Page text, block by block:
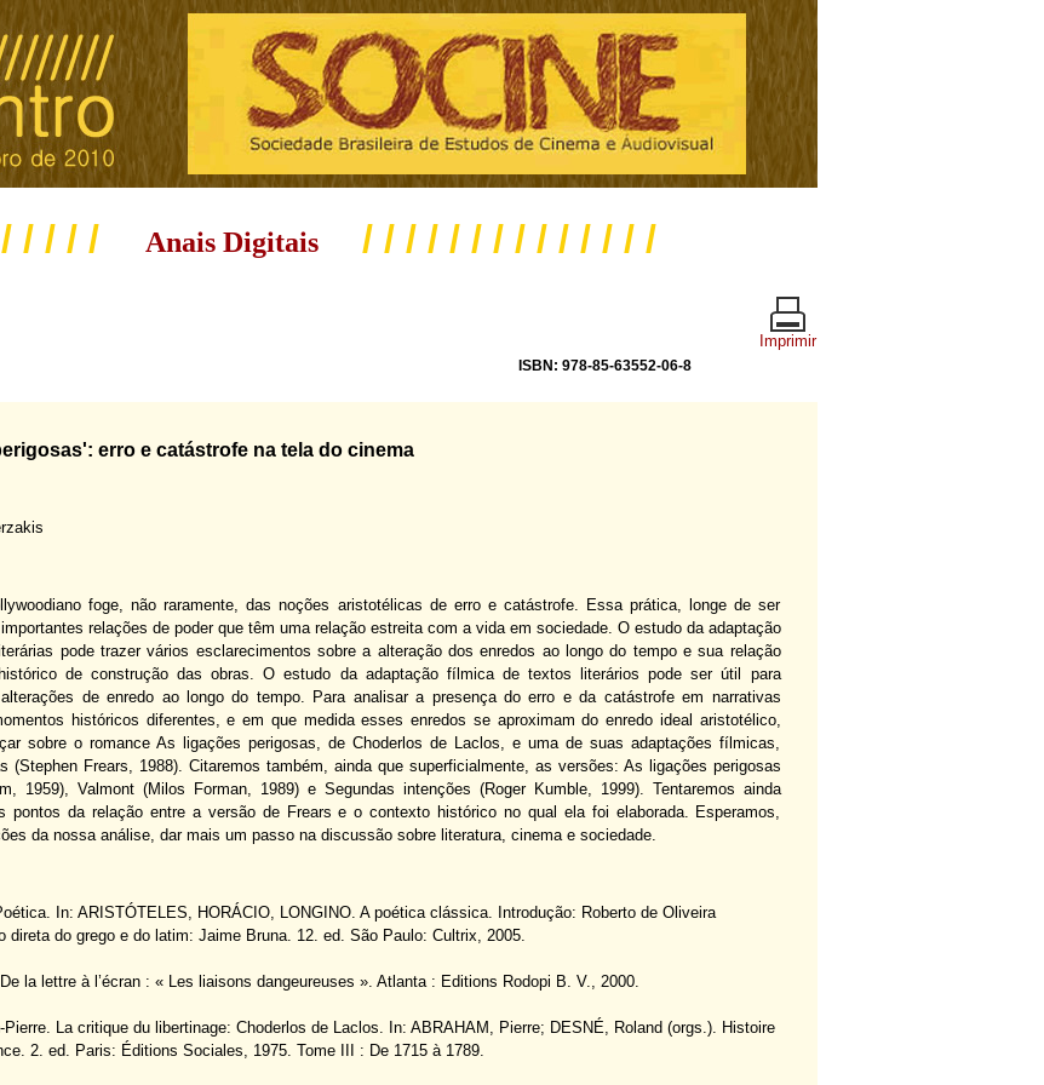
/ / / / Anais Digitais / / / / / / / / / / / / / /
Imprimir
ISBN: 978-85-63552-06-8
erro e catástrofe na tela do cinema
foge, não raramente, das noções aristotélicas de erro e catástrofe. Essa prática, longe de ser
relações de poder que têm uma relação estreita com a vida em sociedade. O estudo da adaptação
pode trazer vários esclarecimentos sobre a alteração dos enredos ao longo do tempo e sua relação
de construção das obras. O estudo da adaptação fílmica de textos literários pode ser útil para
de enredo ao longo do tempo. Para analisar a presença do erro e da catástrofe em narrativas
históricos diferentes, e em que medida esses enredos se aproximam do enredo ideal aristotélico,
sobre o romance As ligações perigosas, de Choderlos de Laclos, e uma de suas adaptações fílmicas,
(Stephen Frears, 1988). Citaremos também, ainda que superficialmente, as versões: As ligações perigosas
1959), Valmont (Milos Forman, 1989) e Segundas intenções (Roger Kumble, 1999). Tentaremos ainda
pontos da relação entre a versão de Frears e o contexto histórico no qual ela foi elaborada. Esperamos,
da nossa análise, dar mais um passo na discussão sobre literatura, cinema e sociedade.
In: ARISTÓTELES, HORÁCIO, LONGINO. A poética clássica. Introdução: Roberto de Oliveira
direta do grego e do latim: Jaime Bruna. 12. ed. São Paulo: Cultrix, 2005.
la lettre à l’écran : « Les liaisons dangeureuses ». Atlanta : Editions Rodopi B. V., 2000.
Pierre. La critique du libertinage: Choderlos de Laclos. In: ABRAHAM, Pierre; DESNÉ, Roland (orgs.). Histoire
2. ed. Paris: Éditions Sociales, 1975. Tome III : De 1715 à 1789.